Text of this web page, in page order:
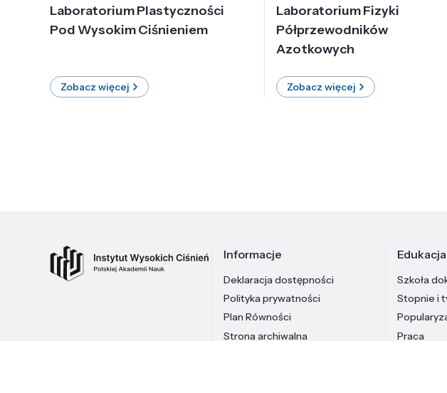
Laboratorium Plastyczności
Pod Wysokim Ciśnieniem
Zobacz więcej
Laboratorium Fizyki
Półprzewodników
Azotkowych
Zobacz więcej
Informacje
Deklaracja dostępności
Polityka prywatności
Plan Równości
Strona archiwalna
Szkoła
Stopnie i
Praca